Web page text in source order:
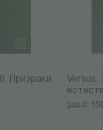
Призраки
Versus.
300 Р